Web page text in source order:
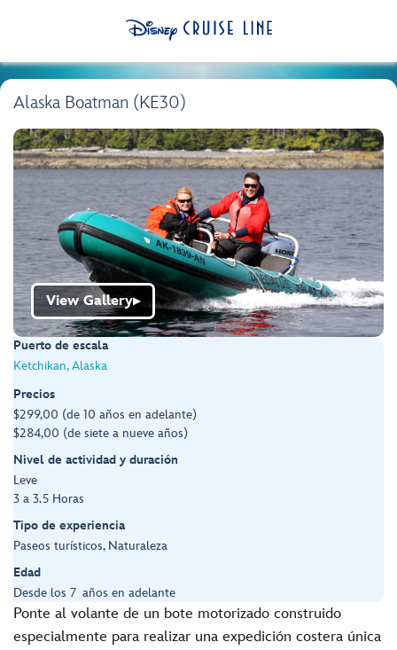
Alaska Boatman (KE30)
View Gallery▶
Puerto de escala
Ketchikan, Alaska
Precios
$299,00 (de 10 años en adelante)
$284,00 (de siete a nueve años)
Nivel de actividad y duración
Leve
3 a 3.5 Horas
Tipo de experiencia
Paseos turísticos, Naturaleza
Edad
Desde los 7 años en adelante
Ponte al volante de un bote motorizado construido
especialmente para realizar una expedición costera única